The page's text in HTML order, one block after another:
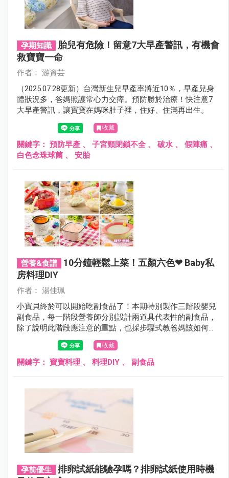
孕期知識
胎兒有危險！留意7大早產警訊，有機會
救寶寶一命
作者： 游資芸
（2025.07.28更新）台灣新生兒早產率將近10％，早產兒身
體狀況多，爸媽照護常心力交瘁。預防勝於治療！快注意7
大早產警訊，讓寶寶在媽咪肚子裡，住好、住滿再出生。
收藏
關鍵字： 預防早產 、 子宮頸閉鎖不全 、 破水 、 假陣痛 、
白色念珠球菌 、 安胎
營養&食譜
10分鐘輕鬆上菜！五顏六色❤ Baby私
房料理DIY
作者： 湯佳珮­
小寶貝終於可以開始吃副食品了！本期特別製作三階段嬰兒
副食品，每一階段營養師分別設計兩道具代表性的副食品，
除了說明此階段應注意的重點，也採步驟式教爸媽該如何製
作，讓新手爸媽製作副食品時更得心應手，快速端出五顏六
色的「好料」給寶寶品嚐。收藏
關鍵字： 寶寶料理 、 料理DIY 、 副食品
孕前優生
排卵試紙能驗孕嗎？排卵試紙使用時機